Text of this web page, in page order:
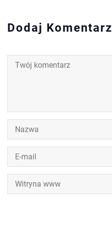
Dodaj Komentarz